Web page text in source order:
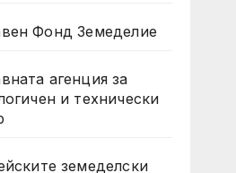
Фонд Земеделие
агенция за
и технически
земеделски